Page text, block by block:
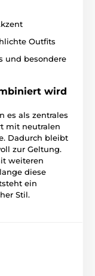
Outfits
und besondere
wird
es als zentrales
mit neutralen
Dadurch bleibt
zur Geltung.
weiteren
diese
ein
Stil.